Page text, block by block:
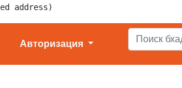
address)
Авторизация